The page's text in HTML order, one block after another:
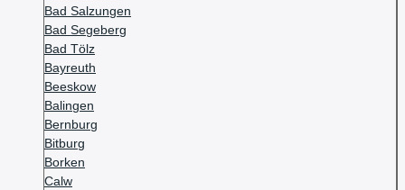
Bad Salzungen
Bad Segeberg
Bad Tölz
Bayreuth
Beeskow
Balingen
Bernburg
Bitburg
Borken
Calw